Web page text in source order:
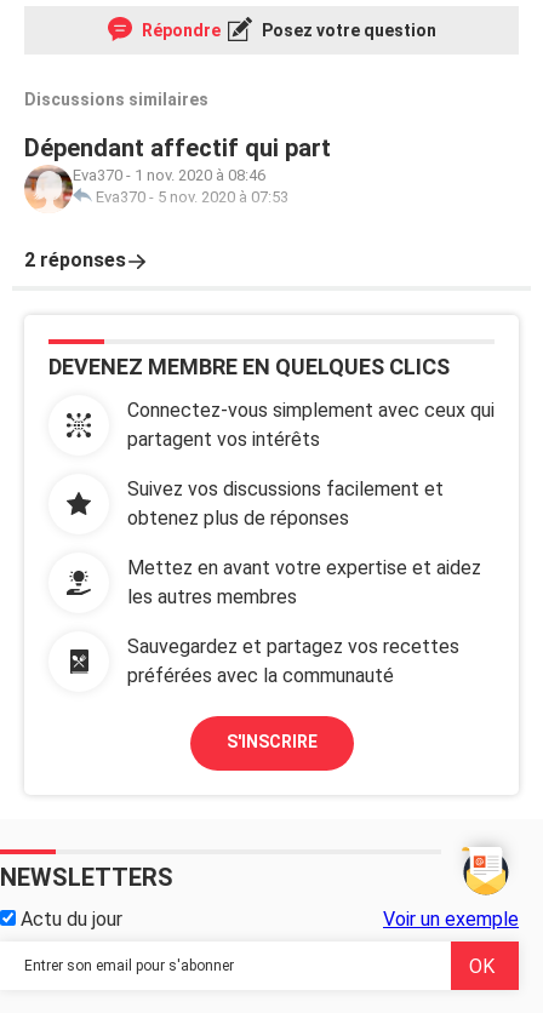
Répondre Posez votre question
Discussions similaires
Dépendant affectif qui part
Eva370 - 1 nov. 2020 à 08:46
Eva370 - 5 nov. 2020 à 07:53
2 réponses
DEVENEZ MEMBRE EN QUELQUES CLICS
Connectez-vous simplement avec ceux qui
partagent vos intérêts
Suivez vos discussions facilement et
obtenez plus de réponses
Mettez en avant votre expertise et aidez
les autres membres
Sauvegardez et partagez vos recettes
préférées avec la communauté
S'INSCRIRE
NEWSLETTERS
Actu du jour Voir un exemple